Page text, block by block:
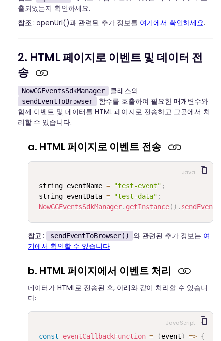
출되었는지 확인하세요.
참조: openUrl()과 관련된 추가 정보를 여기에서 확인하세요.
2. HTML 페이지로 이벤트 및 데이터 전
송
NowGGEventsSdkManager 클래스의
sendEventToBrowser
함수를 호출하여 필요한 매개변수와
함께 이벤트 및 데이터를 HTML 페이지로 전송하고 그곳에서 처
리할 수 있습니다.
a. HTML 페이지로 이벤트 전송
string eventName = "test-event" ;
string eventData = "test-data" ;
NowGGEventsSdkManager. getInstance( ) .
Java
참고: sendEventToBrowser() 와 관련된 추가 정보는 여
기에서 확인할 수 있습니다.
b. HTML 페이지에서 이벤트 처리
데이터가 HTML로 전송된 후, 아래와 같이 처리할 수 있습니
다:
const eventCallbackFunction = (event) => {
JavaScript